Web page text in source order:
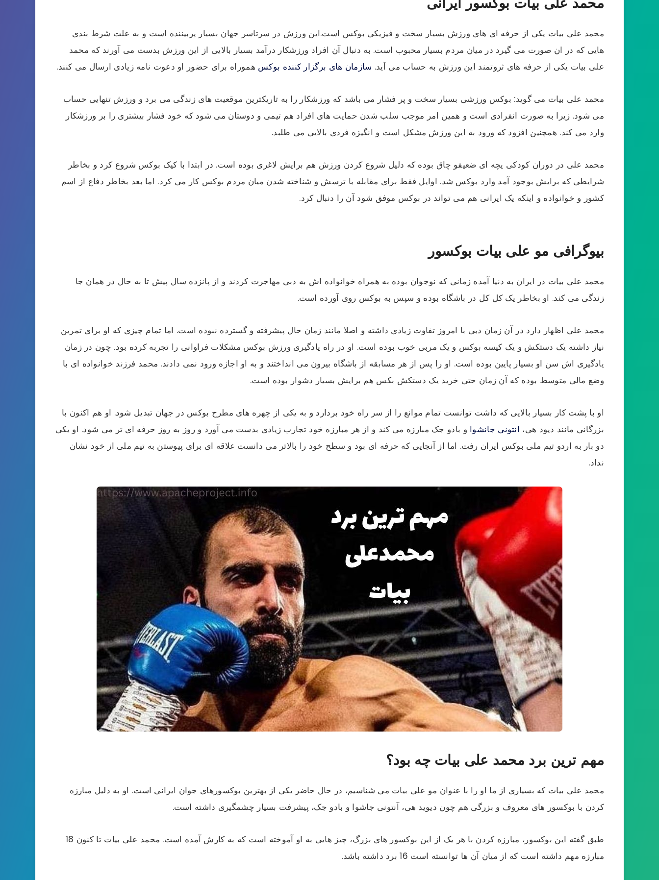
محمد علی بیات یکی از حرفه ای های ورزش بسیار سخت و فیزیکی بوکس است.این ورزش در سرتاسر جهان بسیار پربیننده است و به علت شرط بندی
هایی که در ان صورت می گیرد در میان مردم بسیار محبوب است. به دنبال آن افراد ورزشکار درآمد بسیار بالایی از این ورزش بدست می آورند که محمد
علی بیات یکی از حرفه های ثروتمند این ورزش به حساب می آید. سازمان های برگزار کننده بوکس هموراه برای حضور او دعوت نامه زیادی ارسال می کنند.
محمد علی بیات می گوید: بوکس ورزشی بسیار سخت و پر فشار می باشد که ورزشکار را به تاریکترین موقعیت های زندگی می برد و ورزش تنهایی حساب
می شود. زیرا به صورت انفرادی است و همین امر موجب سلب شدن حمایت های افراد هم تیمی و دوستان می شود که خود فشار بیشتری را بر ورزشکار
وارد می کند. همچنین افزود که ورود به این ورزش مشکل است و انگیزه فردی بالایی می طلبد.
محمد علی در دوران کودکی یچه ای ضعیفو چاق بوده که دلیل شروع کردن ورزش هم برایش لاغری بوده است. در ابتدا با کیک بوکس شروع کرد و بخاطر
شرایطی که برایش بوجود آمد وارد بوکس شد. اوایل فقط برای مقابله با ترسش و شناخته شدن میان مردم بوکس کار می کرد. اما بعد بخاطر دفاع از اسم
کشور و خوانواده و اینکه یک ایرانی هم می تواند در بوکس موفق شود آن را دنبال کرد.
بیوگرافی مو علی بیات بوکسور
محمد علی بیات در ایران به دنیا آمده زمانی که نوجوان بوده به همراه خوانواده اش به دبی مهاجرت کردند و از پانزده سال پیش تا به حال در همان جا
زندگی می کند. او بخاطر یک کل کل در باشگاه بوده و سپس به بوکس روی آورده است.
محمد علی اظهار دارد در آن زمان دبی با امروز تفاوت زیادی داشته و اصلا مانند زمان حال پیشرفته و گسترده نبوده است. اما تمام چیزی که او برای تمرین
نیاز داشته یک دستکش و یک کیسه بوکس و یک مربی خوب بوده است. او در راه یادگیری ورزش بوکس مشکلات فراوانی را تجربه کرده بود. چون در زمان
یادگیری اش سن او بسیار پایین بوده است. او را پس از هر مسابقه از باشگاه بیرون می انداختند و به او اجازه ورود نمی دادند. محمد فرزند خوانواده ای با
وضع مالی متوسط بوده که آن زمان حتی خرید یک دستکش بکس هم برایش بسیار دشوار بوده است.
او با پشت کار بسیار بالایی که داشت توانست تمام موانع را از سر راه خود بردارد و به یکی از چهره های مطرح بوکس در جهان تبدیل شود. او هم اکنون با
بزرگانی مانند دیود هی، انتونی جانشوا و بادو جک مبارزه می کند و از هر مبارزه خود تجارب زیادی بدست می آورد و روز به روز حرفه ای تر می شود. او یکی
دو بار به اردو تیم ملی بوکس ایران رفت. اما از آنجایی که حرفه ای بود و سطح خود را بالاتر می دانست علاقه ای برای پیوستن به تیم ملی از خود نشان
نداد.
مهم ترین برد محمد علی بیات چه بود؟
محمد علی بیات که بسیاری از ما او را با عنوان مو علی بیات می شناسیم، در حال حاضر یکی از بهترین بوکسورهای جوان ایرانی است. او به دلیل مبارزه
کردن با بوکسور های معروف و بزرگی هم چون دیوید هی، آنتونی جاشوا و بادو جک، پیشرفت بسیار چشمگیری داشته است.
طبق گفته این بوکسور، مبارزه کردن با هر یک از این بوکسور های بزرگ، چیز هایی به او آموخته است که به کارش آمده است. محمد علی بیات تا کنون 18
مبارزه مهم داشته است که از میان آن ها توانسته است 16 برد داشته باشد.